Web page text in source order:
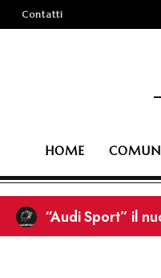
Contatti
HOME
I Tarantolati di